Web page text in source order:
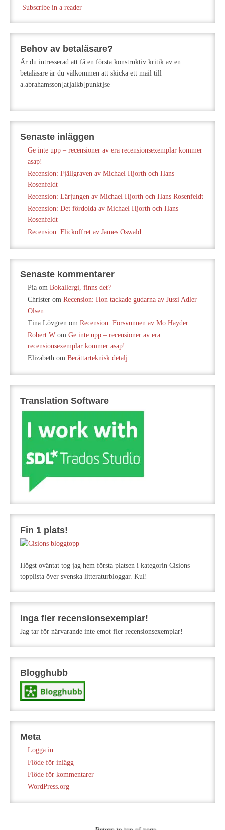
Subscribe in a reader
Behov av betaläsare?
Är du intresserad att få en första konstruktiv kritik av en
betaläsare är du välkommen att skicka ett mail till
a.abrahamsson[at]alkb[punkt]se
Senaste inläggen
Ge inte upp – recensioner av era recensionsexemplar kommer
asap!
Recension: Fjällgraven av Michael Hjorth och Hans
Rosenfeldt
Recension: Lärjungen av Michael Hjorth och Hans Rosenfeldt
Recension: Det fördolda av Michael Hjorth och Hans
Rosenfeldt
Recension: Flickoffret av James Oswald
Senaste kommentarer
Pia om Bokallergi, finns det?
Christer om Recension: Hon tackade gudarna av Jussi Adler
Olsen
Tina Lövgren om Recension: Försvunnen av Mo Hayder
Robert W om Ge inte upp – recensioner av era
recensionsexemplar kommer asap!
Elizabeth om Berättarteknisk detalj
Translation Software
Fin 1 plats!
Högst oväntat tog jag hem första platsen i kategorin Cisions
topplista över svenska litteraturbloggar. Kul!
Inga fler recensionsexemplar!
Jag tar för närvarande inte emot fler recensionsexemplar!
Blogghubb
Meta
Logga in
Flöde för inlägg
Flöde för kommentarer
WordPress.org